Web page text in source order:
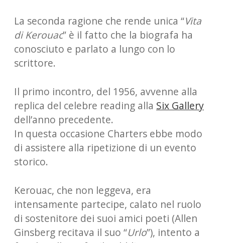
La seconda ragione che rende unica “Vita
di Kerouac” è il fatto che la biografa ha
conosciuto e parlato a lungo con lo
scrittore.
Il primo incontro, del 1956, avvenne alla
replica del celebre reading alla Six Gallery
dell’anno precedente.
In questa occasione Charters ebbe modo
di assistere alla ripetizione di un evento
storico.
Kerouac, che non leggeva, era
intensamente partecipe, calato nel ruolo
di sostenitore dei suoi amici poeti (Allen
Ginsberg recitava il suo “Urlo”), intento a